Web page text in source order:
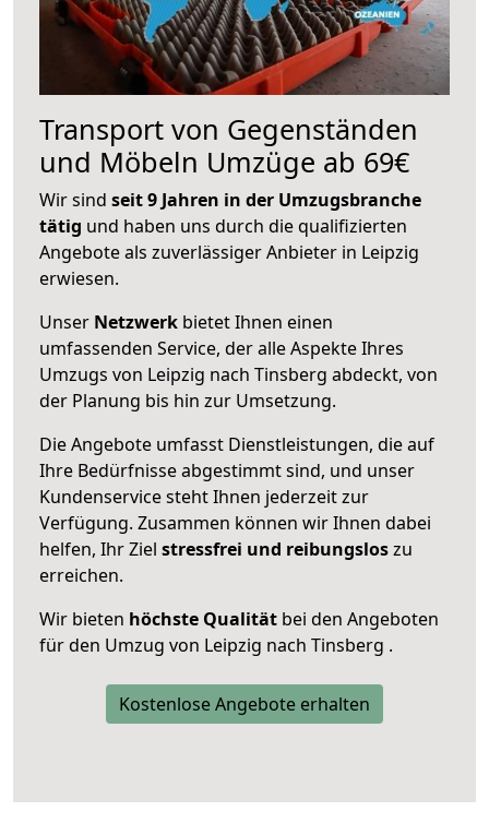
Transport von Gegenständen
und Möbeln Umzüge ab 69€
Wir sind seit 9 Jahren in der Umzugsbranche
tätig und haben uns durch die qualifizierten
Angebote als zuverlässiger Anbieter in Leipzig
erwiesen.
Unser Netzwerk bietet Ihnen einen
umfassenden Service, der alle Aspekte Ihres
Umzugs von Leipzig nach Tinsberg abdeckt, von
der Planung bis hin zur Umsetzung.
Die Angebote umfasst Dienstleistungen, die auf
Ihre Bedürfnisse abgestimmt sind, und unser
Kundenservice steht Ihnen jederzeit zur
Verfügung. Zusammen können wir Ihnen dabei
helfen, Ihr Ziel stressfrei und reibungsloszu
erreichen.
Wir bieten höchste Qualität bei den Angeboten
für den Umzug von Leipzig nach Tinsberg .
Kostenlose Angebote erhalten